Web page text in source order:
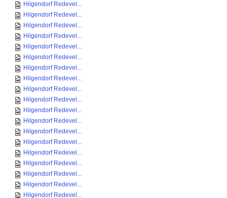
Hilgendorf Redevel...
Hilgendorf Redevel...
Hilgendorf Redevel...
Hilgendorf Redevel...
Hilgendorf Redevel...
Hilgendorf Redevel...
Hilgendorf Redevel...
Hilgendorf Redevel...
Hilgendorf Redevel...
Hilgendorf Redevel...
Hilgendorf Redevel...
Hilgendorf Redevel...
Hilgendorf Redevel...
Hilgendorf Redevel...
Hilgendorf Redevel...
Hilgendorf Redevel...
Hilgendorf Redevel...
Hilgendorf Redevel...
Hilgendorf Redevel...